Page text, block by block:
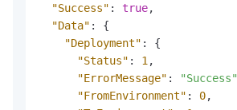
"Success" : true,
"Data" :
{
"Deployment" :
{
"Status" : 1 ,
"ErrorMessage" : "Success"
"FromEnvironment" : 0,